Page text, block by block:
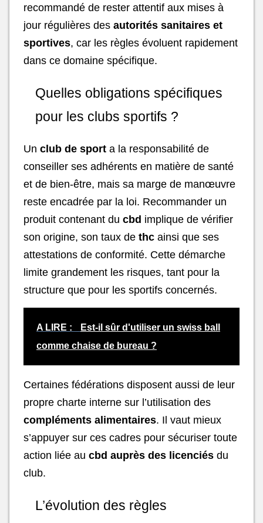
recommandé de rester attentif aux mises à
jour régulières des autorités sanitaires et
sportives, car les règles évoluent rapidement
dans ce domaine spécifique.
Quelles obligations spécifiques
pour les clubs sportifs ?
Un club de sport a la responsabilité de
conseiller ses adhérents en matière de santé
et de bien-être, mais sa marge de manœuvre
reste encadrée par la loi. Recommander un
produit contenant du cbd implique de vérifier
son origine, son taux de thc ainsi que ses
attestations de conformité. Cette démarche
limite grandement les risques, tant pour la
structure que pour les sportifs concernés.
A LIRE :
Est-il sûr d'utiliser un swiss ball
comme chaise de bureau ?
Certaines fédérations disposent aussi de leur
propre charte interne sur l’utilisation des
compléments alimentaires. Il vaut mieux
s’appuyer sur ces cadres pour sécuriser toute
action liée au cbd auprès des licenciés du
club.
L’évolution des règles